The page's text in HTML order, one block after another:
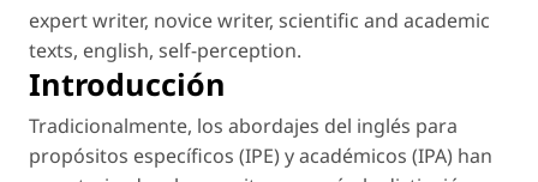
expert writer, novice writer, scientific and academic
texts, english, self-perception.
Introducción
Tradicionalmente, los abordajes del inglés para
propósitos específicos (IPE) y académicos (IPA) han